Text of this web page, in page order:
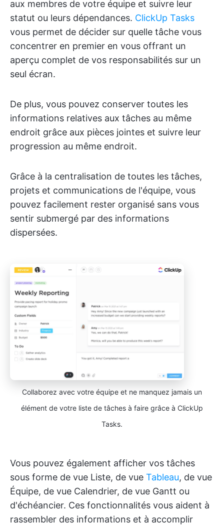
aux membres de votre équipe et suivre leur
statut ou leurs dépendances. ClickUp Tasks
vous permet de décider sur quelle tâche vous
concentrer en premier en vous offrant un
aperçu complet de vos responsabilités sur un
seul écran.
De plus, vous pouvez conserver toutes les
informations relatives aux tâches au même
endroit grâce aux pièces jointes et suivre leur
progression au même endroit.
Grâce à la centralisation de toutes les tâches,
projets et communications de l'équipe, vous
pouvez facilement rester organisé sans vous
sentir submergé par des informations
dispersées.
Collaborez avec votre équipe et ne manquez jamais un
élément de votre liste de tâches à faire grâce à ClickUp
Tasks.
Vous pouvez également afficher vos tâches
sous forme de vue Liste, de vue Tableau, de vue
Équipe, de vue Calendrier, de vue Gantt ou
d'échéancier. Ces fonctionnalités vous aident à
rassembler des informations et à accomplir